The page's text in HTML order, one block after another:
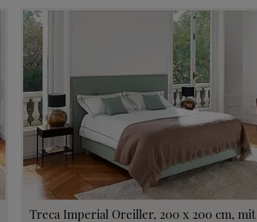
Treca Imperial Oreiller, 200 x 200 cm, mit